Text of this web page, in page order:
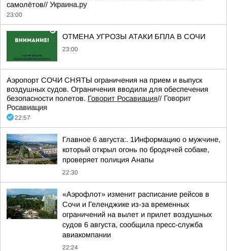
самолётов// Украина.ру
23:00
ОТМЕНА УГРОЗЫ АТАКИ БПЛА В СОЧИ
23:00
Аэропорт СОЧИ СНЯТЫ ограничения на прием и выпуск
воздушных судов. Ограничения вводили для обеспечения
безопасности полетов. Говорит Росавиация// Говорит
Росавиация
22:57
Главное 6 августа:. 1Информацию о мужчине,
который открыл огонь по бродячей собаке,
проверяет полиция Анапы
22:30
«Аэрофлот» изменит расписание рейсов в
Сочи и Геленджике из-за временных
ограничений на вылет и прилет воздушных
судов 6 августа, сообщила пресс-служба
авиакомпании
22:24